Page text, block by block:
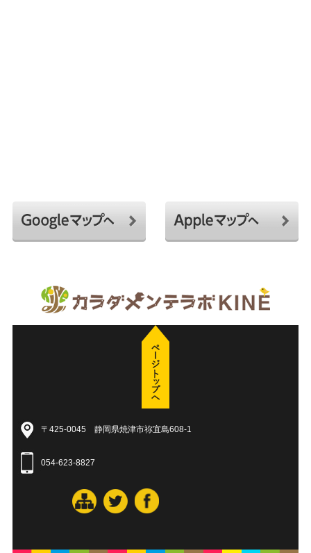
〒425-0045 静岡県焼津市祢宜島608-1
054-623-8827